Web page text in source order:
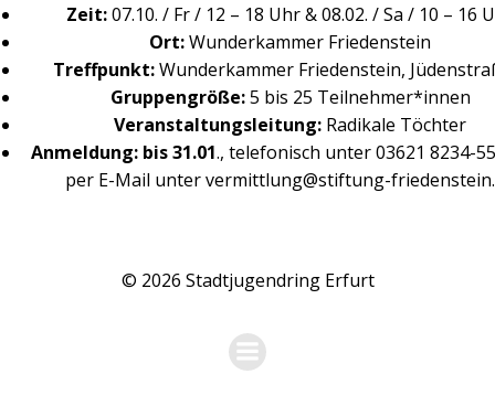
Zeit:07.10. / Fr / 12 – 18 Uhr & 08.02. / Sa / 10 – 16
Ort:Wunderkammer Friedenstein
Treffpunkt:Wunderkammer Friedenstein,
Gruppengröße: 5 bis 25 Teilnehmer*innen
Veranstaltungsleitung: Radikale Töchter
Anmeldung: bis 31.01., telefonisch unter 03621 8234-
per E-Mail unter vermittlung@stiftung-
© 2026 Stadtjugendring Erfurt